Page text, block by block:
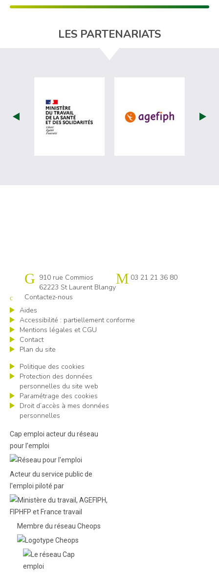
LES PARTENARIATS
visiter les site de Ministère du travail
visiter les
Cap emploi Pas-de-Calais centre
910 rue Commios
62223 St Laurent Blangy
03 21 21 36 80
Contactez-nous
Aides
Accessibilité : partiellement conforme
Mentions légales et CGU
Contact
Plan du site
Politique des cookies
Protection des données
personnelles du site web
Paramétrage des cookies
Droit d’accès à mes données
personnelles
Cap emploi acteur du réseau
pour l’emploi
Acteur du service public de
l'emploi piloté par
Membre du réseau Cheops